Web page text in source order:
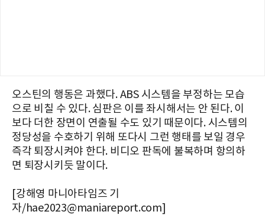
오스틴의 행동은 과했다. ABS 시스템을 부정하는 모습
으로 비칠 수 있다. 심판은 이를 좌시해서는 안 된다. 이
보다 더한 장면이 연출될 수도 있기 때문이다. 시스템의
정당성을 수호하기 위해 또다시 그런 행태를 보일 경우
즉각 퇴장시켜야 한다. 비디오 판독에 불복하며 항의하
면 퇴장시키듯 말이다.
[강해영 마니아타임즈 기
자/hae2023@maniareport.com]